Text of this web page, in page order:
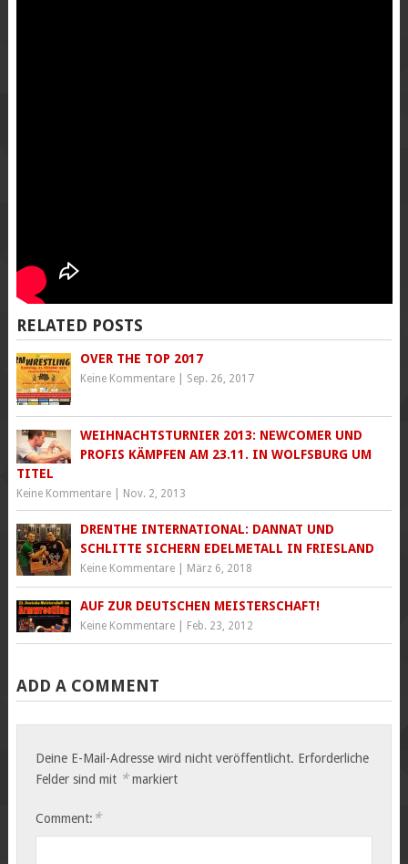
RELATED POSTS
OVER THE TOP 2017
Keine Kommentare| Sep. 26, 2017
WEIHNACHTSTURNIER 2013: NEWCOMER UND
PROFIS KÄMPFEN AM 23.11. IN WOLFSBURG UM
TITEL
Keine Kommentare| Nov. 2, 2013
DRENTHE INTERNATIONAL: DANNAT UND
SCHLITTE SICHERN EDELMETALL IN FRIESLAND
Keine Kommentare| März 6, 2018
AUF ZUR DEUTSCHEN MEISTERSCHAFT!
Keine Kommentare| Feb. 23, 2012
ADD A COMMENT
Deine E-Mail-Adresse wird nicht veröffentlicht. Erforderliche
Felder sind mit *markiert
Comment: *